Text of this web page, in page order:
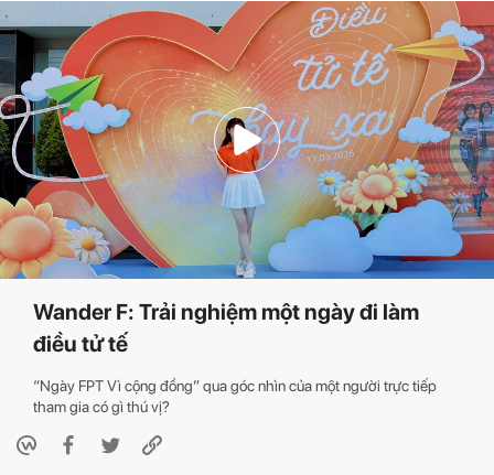
Wander F: Trải nghiệm một ngày đi làm
điều tử tế
“Ngày FPT Vì cộng đồng” qua góc nhìn của một người trực tiếp
tham gia có gì thú vị?